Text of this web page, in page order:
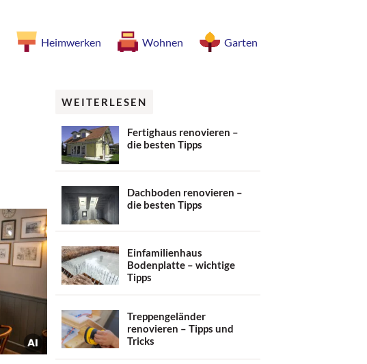
Heimwerken Wohnen Garten
WEITERLESEN
Fertighaus renovieren –
die besten Tipps
Dachboden renovieren –
die besten Tipps
Einfamilienhaus
Bodenplatte – wichtige
Tipps
Treppengeländer
renovieren – Tipps und
Tricks